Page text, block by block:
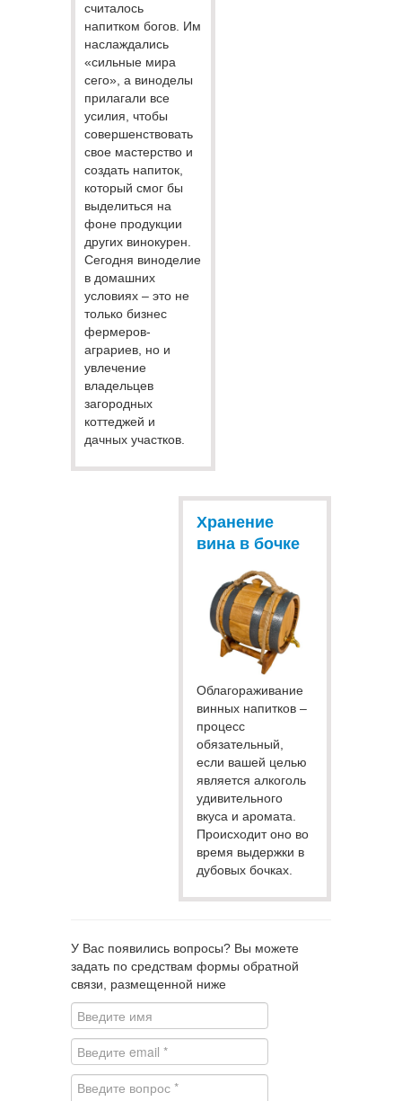
считалось
напитком богов. Им
наслаждались
«сильные мира
сего», а виноделы
прилагали все
усилия, чтобы
совершенствовать
свое мастерство и
создать напиток,
который смог бы
выделиться на
фоне продукции
других винокурен.
Сегодня виноделие
в домашних
условиях – это не
только бизнес
фермеров-
аграриев, но и
увлечение
владельцев
загородных
коттеджей и
дачных участков.
Хранение
вина в бочке
Облагораживание
винных напитков –
процесс
обязательный,
если вашей целью
является алкоголь
удивительного
вкуса и аромата.
Происходит оно во
время выдержки в
дубовых бочках.
У Вас появились вопросы? Вы можете
задать по средствам формы обратной
связи, размещенной ниже